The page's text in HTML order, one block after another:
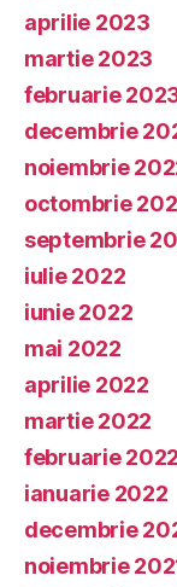
aprilie 2023
martie 2023
februarie
decembrie
noiembrie
octombrie
septembrie
iulie 2022
iunie 2022
mai 2022
aprilie 2022
martie 2022
februarie 2022
ianuarie 2022
decembrie
noiembrie